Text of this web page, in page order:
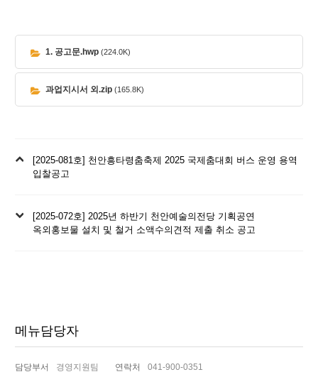
1. 공고문.hwp(224.0K)
과업지시서 외.zip(165.8K)
이
전
[2025-081호] 천안흥타령춤축제 2025 국제춤대회 버스 운영 용역
입찰공고
다
음
[2025-072호] 2025년 하반기 천안예술의전당 기획공연
옥외홍보물 설치 및 철거 소액수의견적 제출 취소 공고
메뉴담당자
담당부서 경영지원팀 연락처 041-900-0351